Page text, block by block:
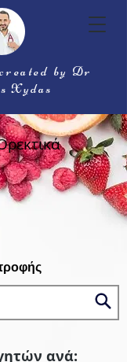
by Dr
Xydas
ανά: